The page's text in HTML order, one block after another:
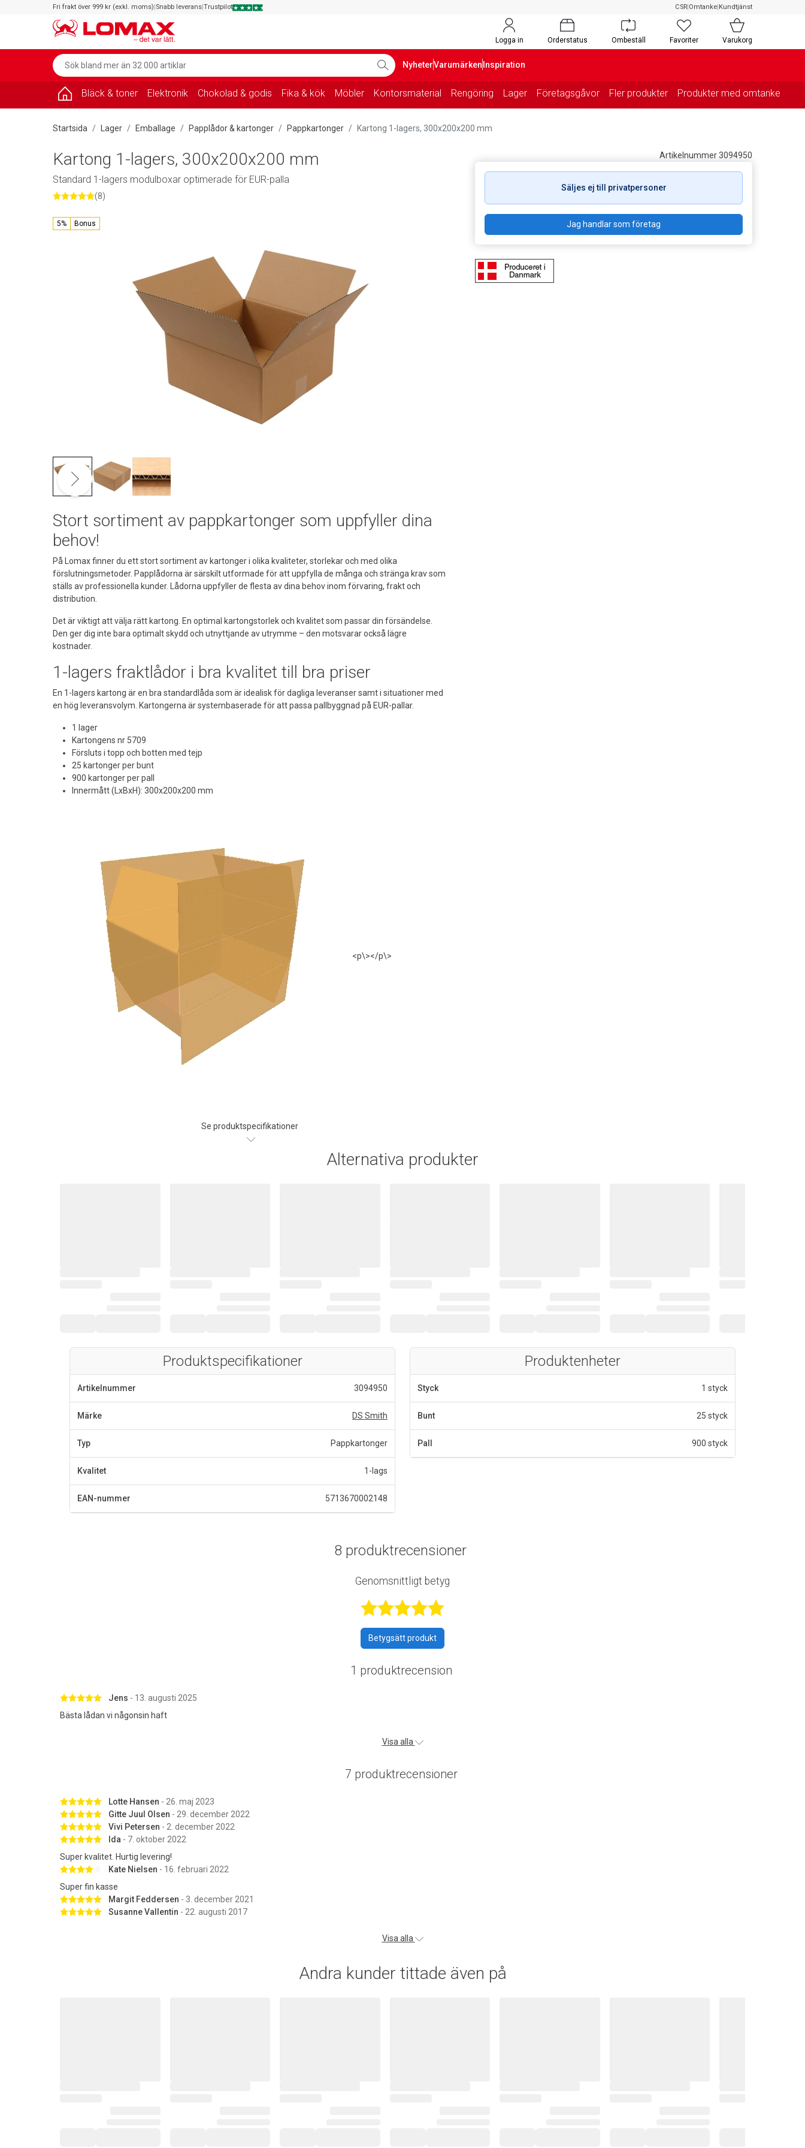
Fri frakt över 999 kr (exkl. moms)|Snabb leverans|Trustpilot CSR|Omtanke|Kundtjänst
Logga in Orderstatus Ombeställ Favoriter Varukorg
NyheterVarumärken Inspiration
Bläck & toner Elektronik Chokolad & godis Fika & kök Möbler Kontorsmaterial Rengöring Lager Företagsgåvor Fler produkter Produkter med omtanke
Startsida Lager Emballage Papplådor & kartonger Pappkartonger Kartong 1-lagers, 300x200x200 mm
5% Bonus
Stort sortiment av pappkartonger som uppfyller dina
behov!
På Lomax finner du ett stort sortiment av kartonger i olika kvaliteter, storlekar och med olika
förslutningsmetoder. Papplådorna är särskilt utformade för att uppfylla de många och stränga krav som
ställs av professionella kunder. Lådorna uppfyller de flesta av dina behov inom förvaring, frakt och
distribution.
Det är viktigt att välja rätt kartong. En optimal kartongstorlek och kvalitet som passar din försändelse.
Den ger dig inte bara optimalt skydd och utnyttjande av utrymme – den motsvarar också lägre
kostnader.
1-lagers fraktlådor i bra kvalitet till bra priser
En 1-lagers kartong är en bra standardlåda som är idealisk för dagliga leveranser samt i situationer med
en hög leveransvolym. Kartongerna är systembaserade för att passa pallbyggnad på EUR-pallar.
1 lager
Kartongens nr 5709
Försluts i topp och botten med tejp
25 kartonger per bunt
900 kartonger per pall
Innermått (LxBxH): 300x200x200 mm
<p\></p\>
Se produktspecifikationer
Artikelnummer 3094950
Säljes ej till privatpersoner
Jag handlar som företag
Kartong 1-lagers, 300x200x200 mm
Standard 1-lagers modulboxar optimerade för EUR-palla
(8)
Alternativa produkter
Produktspecifikationer
Artikelnummer 3094950
Märke DS Smith
Typ Pappkartonger
Kvalitet 1-lags
EAN-nummer 5713670002148
Produktenheter
Styck 1 styck
Bunt 25 styck
Pall 900 styck
8 produktrecensioner
Genomsnittligt betyg
Betygsatt 4,9 av 5 stjärnor
Betygsätt produkt
1 produktrecension
Betygsatt 5 av 5 stjärnor
Jens - 13. augusti 2025
Bästa lådan vi någonsin haft
Visa alla
7 produktrecensioner
Betygsatt 5 av 5 stjärnor
Lotte Hansen - 26. maj 2023
Betygsatt 5 av 5 stjärnor
Gitte Juul Olsen - 29. december 2022
Betygsatt 5 av 5 stjärnor
Vivi Petersen - 2. december 2022
Betygsatt 5 av 5 stjärnor
Ida - 7. oktober 2022
Super kvalitet. Hurtig levering!
Betygsatt 4 av 5 stjärnor
Kate Nielsen - 16. februari 2022
Super fin kasse
Betygsatt 5 av 5 stjärnor
Margit Feddersen - 3. december 2021
Betygsatt 5 av 5 stjärnor
Susanne Vallentin - 22. augusti 2017
Visa alla
Andra kunder tittade även på